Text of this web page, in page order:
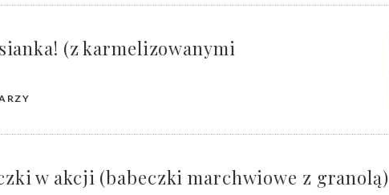
(z karmelizowanymi
w akcji (babeczki marchwiowe z granolą)